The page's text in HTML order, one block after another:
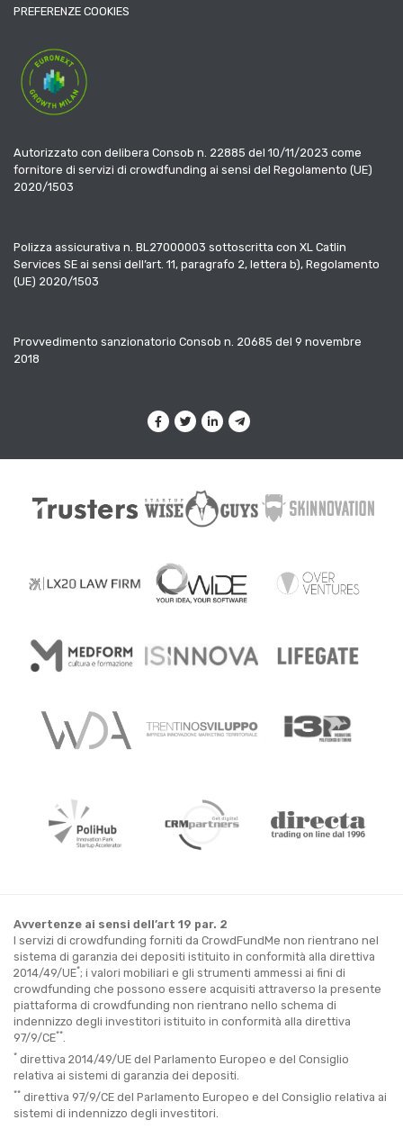
PREFERENZE COOKIES
Autorizzato con delibera Consob n. 22885 del 10/11/2023 come
fornitore di servizi di crowdfunding ai sensi del Regolamento (UE)
2020/1503
Polizza assicurativa n. BL27000003 sottoscritta con XL Catlin
Services SE ai sensi dell’art. 11, paragrafo 2, lettera b), Regolamento
(UE) 2020/1503
Provvedimento sanzionatorio Consob n. 20685 del 9 novembre
2018
Avvertenze ai sensi dell’art 19 par. 2
I servizi di crowdfunding forniti da CrowdFundMe non rientrano nel
sistema di garanzia dei depositi istituito in conformità alla direttiva
2014/49/UE*; i valori mobiliari e gli strumenti ammessi ai fini di
crowdfunding che possono essere acquisiti attraverso la presente
piattaforma di crowdfunding non rientrano nello schema di
indennizzo degli investitori istituito in conformità alla direttiva
97/9/CE**
* direttiva 2014/49/UE del Parlamento Europeo e del Consiglio
relativa ai sistemi di garanzia dei depositi.
** direttiva 97/9/CE del Parlamento Europeo e del Consiglio relativa ai
sistemi di indennizzo degli investitori.